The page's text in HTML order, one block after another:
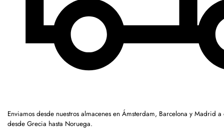
Enviamos desde nuestros almacenes en Ámsterdam, Barcelona y Madrid
desde Grecia hasta Noruega.